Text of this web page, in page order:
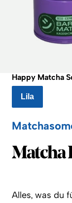
Happy Matcha
Lila
Matcha
Alles, was du